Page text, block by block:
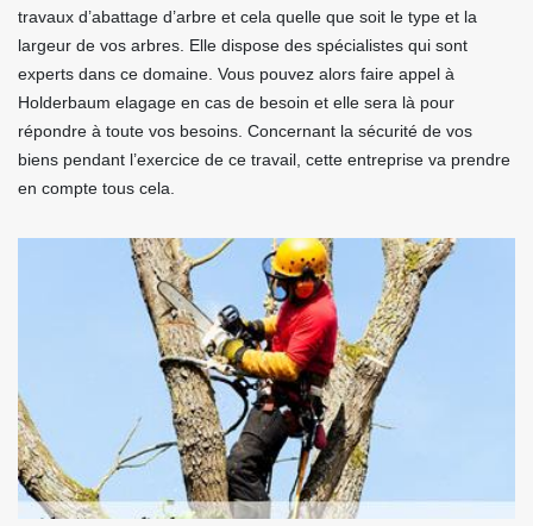
travaux d’abattage d’arbre et cela quelle que soit le type et la
largeur de vos arbres. Elle dispose des spécialistes qui sont
experts dans ce domaine. Vous pouvez alors faire appel à
Holderbaum elagage en cas de besoin et elle sera là pour
répondre à toute vos besoins. Concernant la sécurité de vos
biens pendant l’exercice de ce travail, cette entreprise va prendre
en compte tous cela.